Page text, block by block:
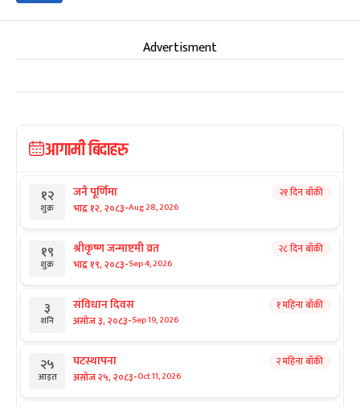
Advertisment
आगामी बिदाहरु
१२
शुक्र
जनै पूर्णिमा
भाद्र १२, २०८३-Aug 28, 2026
२१ दिन बाँकी
१९
शुक्र
श्रीकृष्ण जन्माष्टमी व्रत
भाद्र १९, २०८३-Sep 4, 2026
२८ दिन बाँकी
३
शनि
संविधान दिवस
असोज ३, २०८३-Sep 19, 2026
१ महिना बाँकी
२५
आइत
घटस्थापना
असोज २५, २०८३-Oct 11, 2026
२ महिना बाँकी